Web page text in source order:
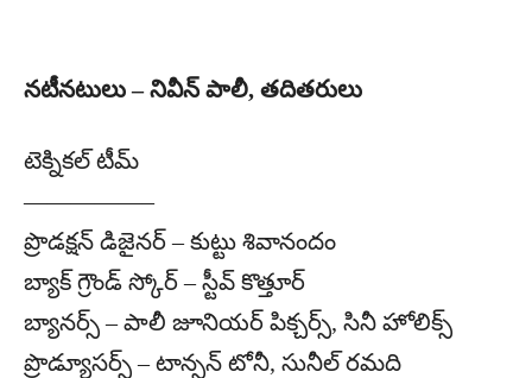
నటీనటులు – నివీన్ పాలీ, తదితరులు
టెక్నికల్ టీమ్
—————–
ప్రొడక్షన్ డిజైనర్ – కుట్టు శివానందం
బ్యాక్ గ్రౌండ్ స్కోర్ – స్టీవ్ కొత్తూర్
బ్యానర్స్ – పాలీ జూనియర్ పిక్చర్స్, సినీ హోలిక్స్
ప్రొడ్యూసర్స్ – టాన్సన్ టోనీ, సునీల్ రమది